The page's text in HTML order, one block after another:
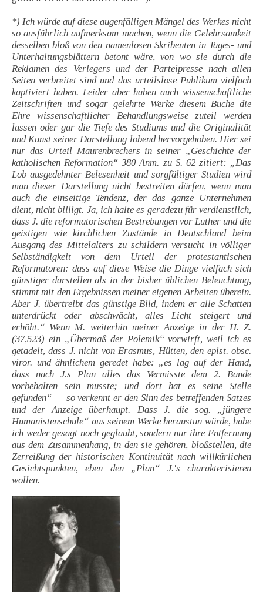
*) Ich würde auf diese augenfälligen Mängel des Werkes nicht
so ausführlich aufmerksam machen, wenn die Gelehrsamkeit
desselben bloß von den namenlosen Skribenten in Tages- und
Unterhaltungsblättern betont wäre, von wo sie durch die
Reklamen des Verlegers und der Parteipresse nach allen
Seiten verbreitet sind und das urteilslose Publikum vielfach
kaptiviert haben. Leider aber haben auch wissenschaftliche
Zeitschriften und sogar gelehrte Werke diesem Buche die
Ehre wissenschaftlicher Behandlungsweise zuteil werden
lassen oder gar die Tiefe des Studiums und die Originalität
und Kunst seiner Darstellung lobend hervorgehoben. Hier sei
nur das Urteil Maurenbrechers in seiner „Geschichte der
katholischen Reformation“ 380 Anm. zu S. 62 zitiert: „Das
Lob ausgedehnter Belesenheit und sorgfältiger Studien wird
man dieser Darstellung nicht bestreiten dürfen, wenn man
auch die einseitige Tendenz, der das ganze Unternehmen
dient, nicht billigt. Ja, ich halte es geradezu für verdienstlich,
dass J. die reformatorischen Bestrebungen vor Luther und die
geistigen wie kirchlichen Zustände in Deutschland beim
Ausgang des Mittelalters zu schildern versucht in völliger
Selbständigkeit von dem Urteil der protestantischen
Reformatoren: dass auf diese Weise die Dinge vielfach sich
günstiger darstellen als in der bisher üblichen Beleuchtung,
stimmt mit den Ergebnissen meiner eigenen Arbeiten überein.
Aber J. übertreibt das günstige Bild, indem er alle Schatten
unterdrückt oder abschwächt, alles Licht steigert und
erhöht.“ Wenn M. weiterhin meiner Anzeige in der H. Z.
(37,523) ein „Übermaß der Polemik“ vorwirft, weil ich es
getadelt, dass J. nicht von Erasmus, Hütten, den epist. obsc.
viror. und ähnlichem geredet habe: „es lag auf der Hand,
dass nach J.s Plan alles das Vermisste dem 2. Bande
vorbehalten sein musste; und dort hat es seine Stelle
gefunden“ — so verkennt er den Sinn des betreffenden Satzes
und der Anzeige überhaupt. Dass J. die sog. „jüngere
Humanistenschule“ aus seinem Werke heraustun würde, habe
ich weder gesagt noch geglaubt, sondern nur ihre Entfernung
aus dem Zusammenhang, in den sie gehören, bloßstellen, die
Zerreißung der historischen Kontinuität nach willkürlichen
Gesichtspunkten, eben den „Plan“ J.'s charakterisieren
wollen.